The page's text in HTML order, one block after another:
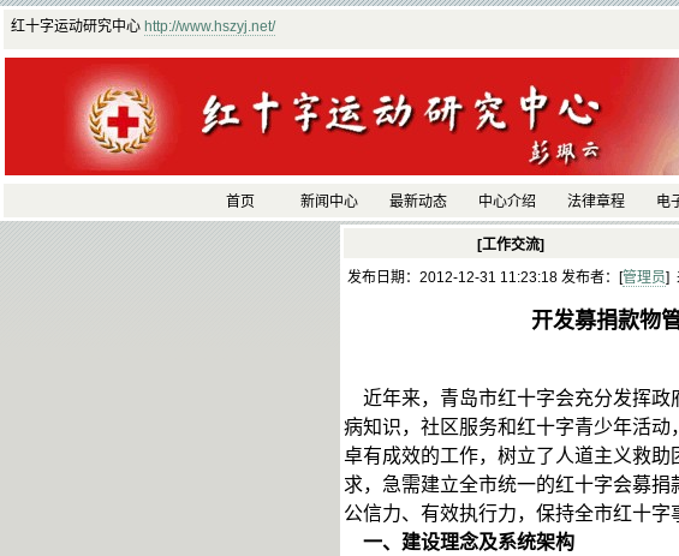
红十字运动研究中心 http://www.hszyj.net/
首页 新闻中心 最新动态 中心介绍 法律章程 电
[工作交流]
发布日期：2012-12-31 11:23:18 发布者：[管理员]
开发募捐款物
近年来，青岛市红十字会充分发挥政
病知识，社区服务和红十字青少年活
卓有成效的工作，树立了人道主义救
求，急需建立全市统一的红十字会募
公信力、有效执行力，保持全市红十字
一、建设理念及系统架构